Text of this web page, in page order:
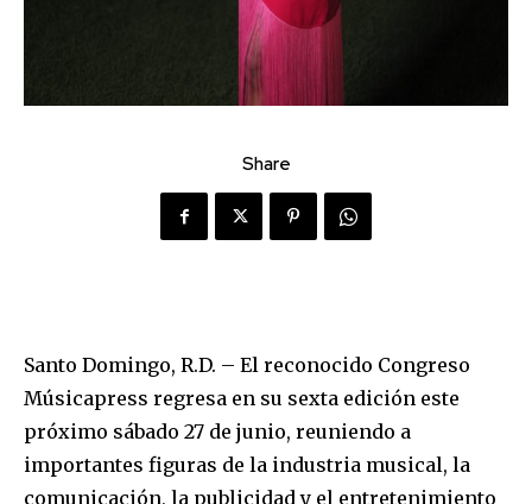
Share
Santo Domingo, R.D. – El reconocido Congreso
Músicapress regresa en su sexta edición este
próximo sábado 27 de junio, reuniendo a
importantes figuras de la industria musical, la
comunicación, la publicidad y el entretenimiento